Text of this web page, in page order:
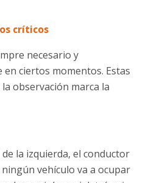
críticos
necesario y
ciertos momentos. Estas
observación marca la
la izquierda, el conductor
vehículo va a ocupar